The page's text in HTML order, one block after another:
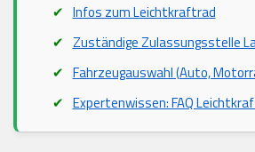
Infos zum Leichtkraftrad
Zuständige Zulassungsstelle
Fahrzeugauswahl (Auto,
Expertenwissen: FAQ